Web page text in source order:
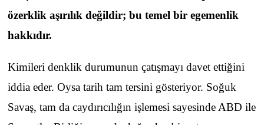
özerklik aşırılık değildir; bu temel bir egemenlik
hakkıdır.
Kimileri denklik durumunun çatışmayı davet ettiğini
iddia eder. Oysa tarih tam tersini gösteriyor. Soğuk
Savaş, tam da caydırıcılığın işlemesi sayesinde ABD ile